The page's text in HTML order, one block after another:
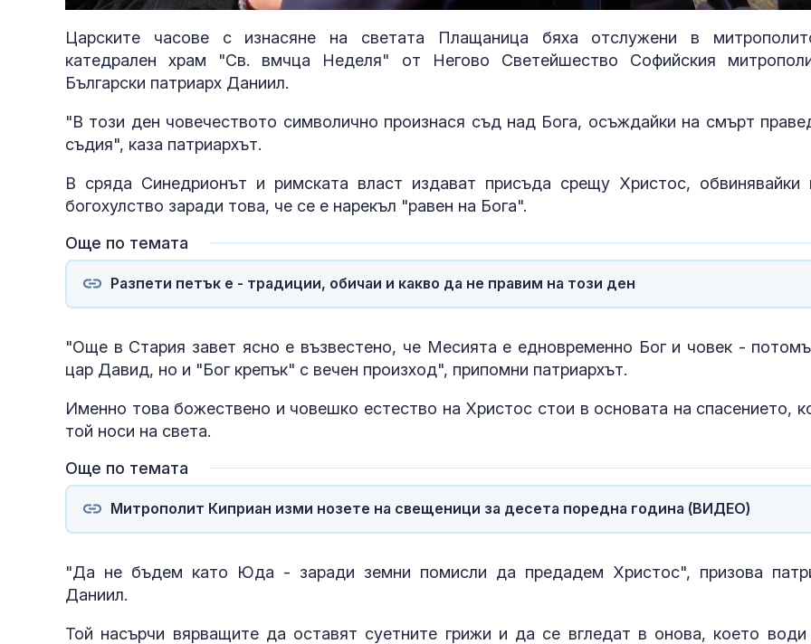
85.85%
Царските часове с изнасяне на светата Плащаница бяха отслужени в
катедрален храм "Св. вмчца Неделя" от Негово Светейшество Софийския
Български патриарх Даниил.
"В този ден човечеството символично произнася съд над Бога, осъждайки на смърт
съдия", каза патриархът.
В сряда Синедрионът и римската власт издават присъда срещу Христос, обвинявайки
богохулство заради това, че се е нарекъл "равен на Бога".
Още по темата
Разпети петък e - традиции, обичаи и какво да не правим на този ден
"Още в Стария завет ясно е възвестено, че Месията е едновременно Бог и човек -
цар Давид, но и "Бог крепък" с вечен произход", припомни патриархът.
Именно това божествено и човешко естество на Христос стои в основата на спасението,
той носи на света.
Още по темата
Митрополит Киприан изми нозете на свещеници за десета поредна година (ВИДЕО)
"Да не бъдем като Юда - заради земни помисли да предадем Христос", призова
Даниил.
Той насърчи вярващите да оставят суетните грижи и да се вгледат в онова, което
в “месомелачката”
руски войник облечен
в рокля (ВИДЕО 16+)
щурмовите
хеликоптери тренират
Как войните между
енергиен шок
Меган Маркъл по
бански в басейна за
до 146
повече?
какво
Психология
Защо рискът
исхемичен